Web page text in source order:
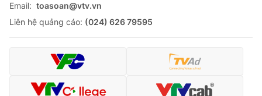
Email: toasoan@vtv.vn
Liên hệ quảng cáo: (024) 626 79595